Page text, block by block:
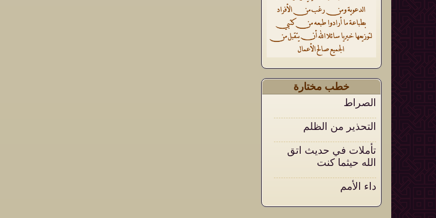
خطب مختارة
الصراط
التحذير من الظلم
تأملات في حديث اتق
الله حيثما كنت
داء الأمم
أثر الأذكار الشرعية في